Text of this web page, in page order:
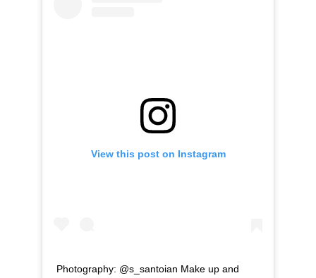
View this post on Instagram
Photography: @s_santoian Make up and